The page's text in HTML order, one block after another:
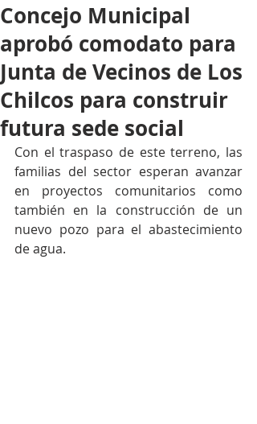
Concejo Municipal
aprobó comodato para
Junta de Vecinos de Los
Chilcos para construir
futura sede social
Con el traspaso de este terreno, las
familias del sector esperan avanzar
en proyectos comunitarios como
también en la construcción de un
nuevo pozo para el abastecimiento
de agua.